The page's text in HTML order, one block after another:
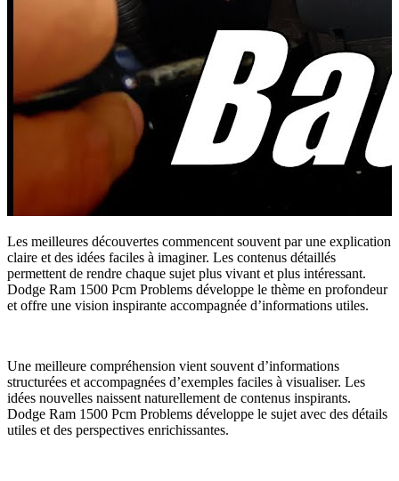
Les meilleures découvertes commencent souvent par une explication
claire et des idées faciles à imaginer. Les contenus détaillés
permettent de rendre chaque sujet plus vivant et plus intéressant.
Dodge Ram 1500 Pcm Problems développe le thème en profondeur
et offre une vision inspirante accompagnée d’informations utiles.
Une meilleure compréhension vient souvent d’informations
structurées et accompagnées d’exemples faciles à visualiser. Les
idées nouvelles naissent naturellement de contenus inspirants.
Dodge Ram 1500 Pcm Problems développe le sujet avec des détails
utiles et des perspectives enrichissantes.